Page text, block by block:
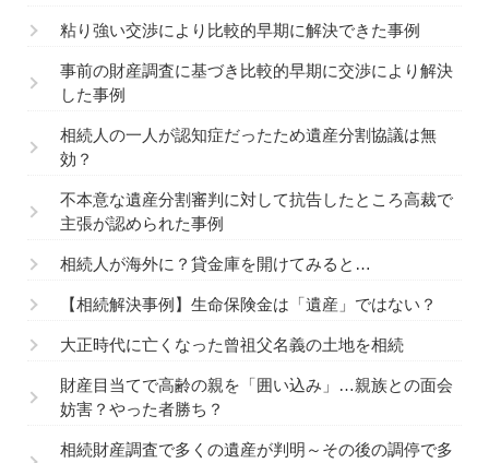
粘り強い交渉により比較的早期に解決できた事例
事前の財産調査に基づき比較的早期に交渉により解決
した事例
相続人の一人が認知症だったため遺産分割協議は無
効？
不本意な遺産分割審判に対して抗告したところ高裁で
主張が認められた事例
相続人が海外に？貸金庫を開けてみると…
【相続解決事例】生命保険金は「遺産」ではない？
大正時代に亡くなった曾祖父名義の土地を相続
財産目当てで高齢の親を「囲い込み」…親族との面会
妨害？やった者勝ち？
相続財産調査で多くの遺産が判明～その後の調停で多